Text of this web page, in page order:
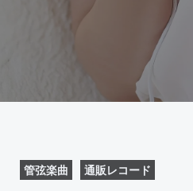
管弦楽曲 通販レコード